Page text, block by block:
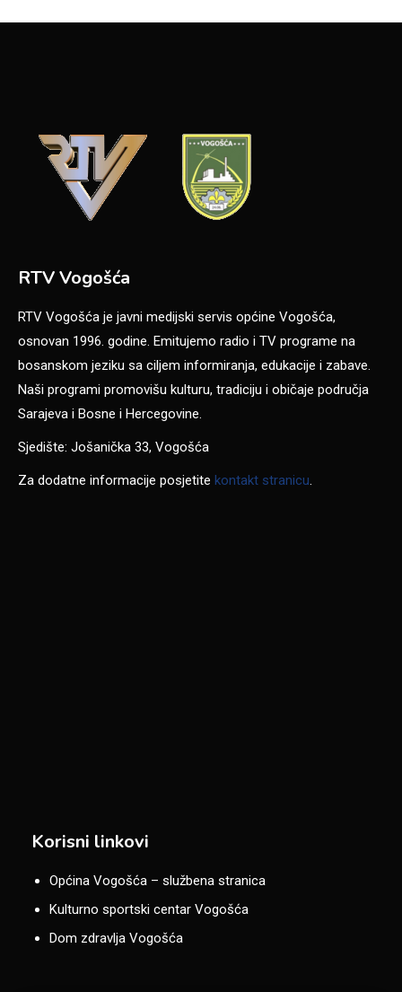
RTV Vogošća
RTV Vogošća je javni medijski servis općine Vogošća,
osnovan 1996. godine. Emitujemo radio i TV programe na
bosanskom jeziku sa ciljem informiranja, edukacije i zabave.
Naši programi promovišu kulturu, tradiciju i običaje područja
Sarajeva i Bosne i Hercegovine.
Sjedište: Jošanička 33, Vogošća
Za dodatne informacije posjetite kontakt stranicu.
Korisni linkovi
Općina Vogošća – službena stranica
Kulturno sportski centar Vogošća
Dom zdravlja Vogošća